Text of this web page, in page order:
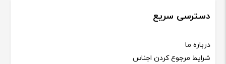
دسترسی سریع
درباره ما
شرایط مرجوع کردن اجناس